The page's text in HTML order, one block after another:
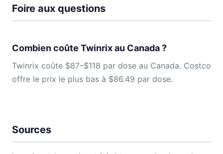
Foire aux questions
Combien coûte Twinrix au Canada ?
Twinrix coûte $87–$118 par dose au Canada. Costco
offre le prix le plus bas à $86.49 par dose.
Sources